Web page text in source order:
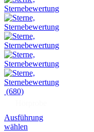
(680)
Ausführung
wählen